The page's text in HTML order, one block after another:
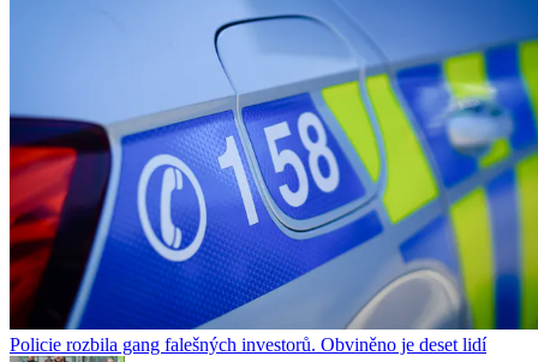
Policie rozbila gang falešných investorů. Obviněno je deset lidí